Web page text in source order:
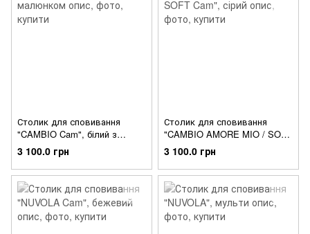
Столик для сповивання
"CAMBIO Cam", білий з
малюнком
3 100.0 грн
Столик для сповивання
"CAMBIO AMORE MIO / SOFT
Cam", сірий
3 100.0 грн